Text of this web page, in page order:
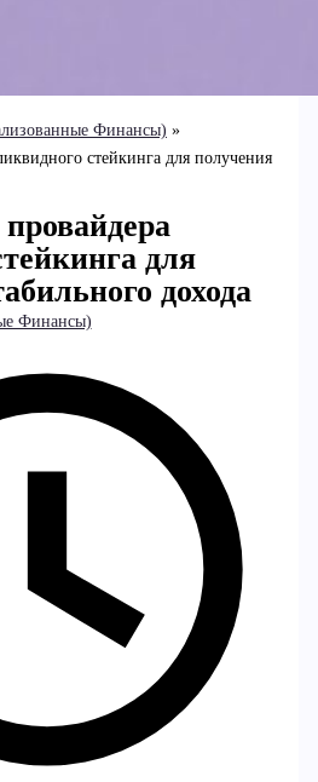
Финансы)
стейкинга для получения
для
дохода
Финансы)